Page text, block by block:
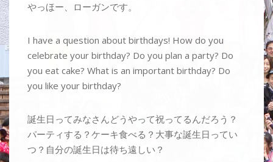
やっほー、ローガンです。
I have a question about birthdays! How do you
celebrate your birthday? Do you plan a party? Do
you eat cake? What is an important birthday? Do
you like your birthday?
誕生日ってみなさんどうやって祝ってるんだろう？
パーティする？ケーキ食べる？大事な誕生日ってい
つ？自分の誕生日は待ち遠しい？